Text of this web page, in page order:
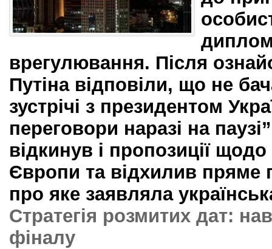
врегулювання. Після
Путіна відповіли, що не
зустрічі з президентом
переговори наразі на
відкинув і пропозиції
Європи та відхилив пряме
про яке заявляла
Стратегія розмитих дат:
фіналу